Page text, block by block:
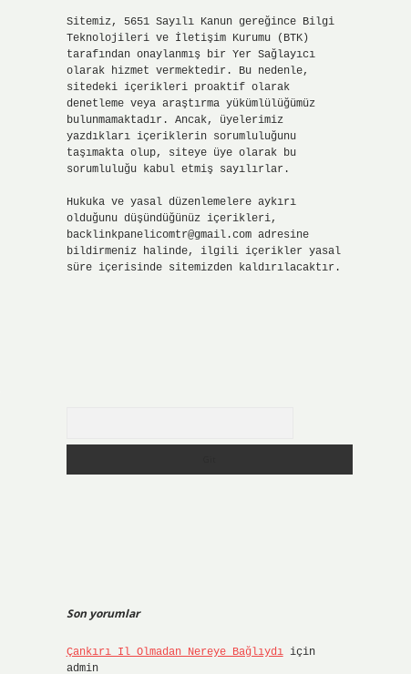
Sitemiz, 5651 Sayılı Kanun gereğince Bilgi
Teknolojileri ve İletişim Kurumu (BTK)
tarafından onaylanmış bir Yer Sağlayıcı
olarak hizmet vermektedir. Bu nedenle,
sitedeki içerikleri proaktif olarak
denetleme veya araştırma yükümlülüğümüz
bulunmamaktadır. Ancak, üyelerimiz
yazdıkları içeriklerin sorumluluğunu
taşımakta olup, siteye üye olarak bu
sorumluluğu kabul etmiş sayılırlar.
Hukuka ve yasal düzenlemelere aykırı
olduğunu düşündüğünüz içerikleri,
backlinkpanelicomtr@gmail.comadresine
bildirmeniz halinde, ilgili içerikler yasal
süre içerisinde sitemizden kaldırılacaktır.
Son yorumlar
Çankırı Il Olmadan Nereye Bağlıydıiçin
admin